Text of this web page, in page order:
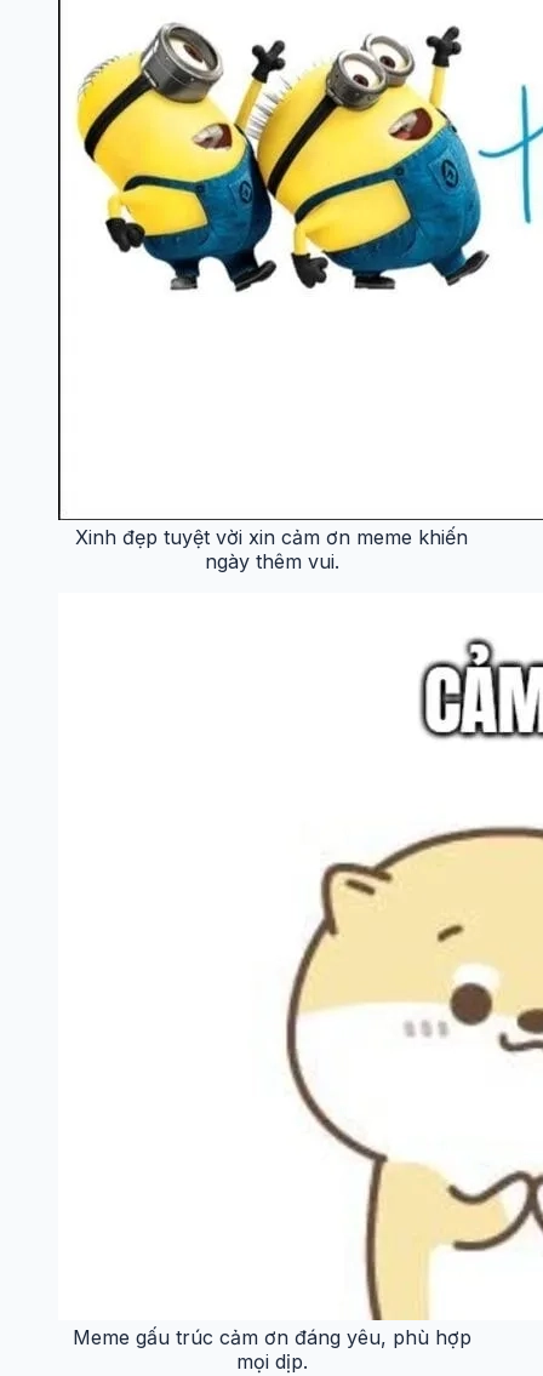
Xinh đẹp tuyệt vời xin cảm ơn meme khiến
ngày thêm vui.
Meme gấu trúc cảm ơn đáng yêu, phù hợp
mọi dịp.